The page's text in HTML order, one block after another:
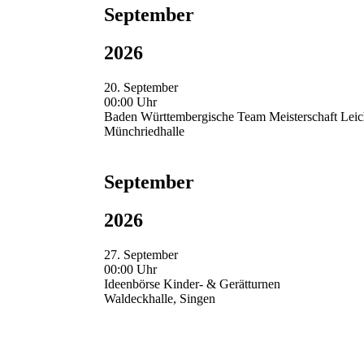
September
2026
20. September
00:00 Uhr
Baden Württembergische Team Meisterschaft
Münchriedhalle
September
2026
27. September
00:00 Uhr
Ideenbörse Kinder- & Gerätturnen
Waldeckhalle, Singen